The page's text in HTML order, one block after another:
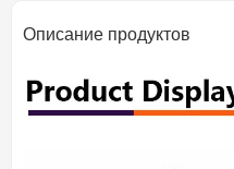
Описание продуктов